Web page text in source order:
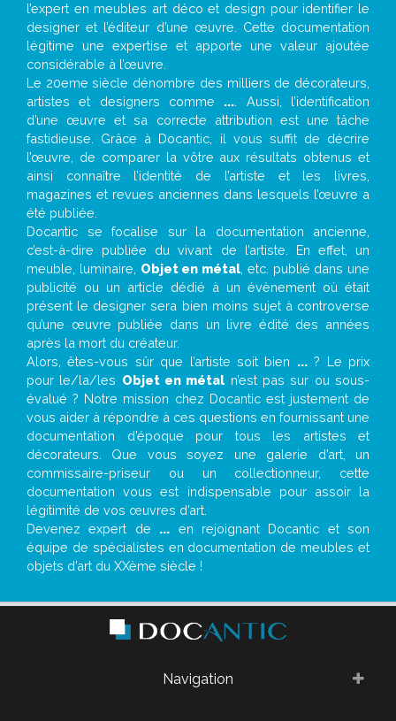
l’expert en meubles art déco et design pour identifier le
designer et l’éditeur d’une œuvre. Cette documentation
légitime une expertise et apporte une valeur ajoutée
considérable à l’œuvre.
Le 20eme siècle dénombre des milliers de décorateurs,
artistes et designers comme ... . Aussi, l’identification
d’une œuvre et sa correcte attribution est une tâche
fastidieuse. Grâce à Docantic, il vous suffit de décrire
l’œuvre, de comparer la vôtre aux résultats obtenus et
ainsi connaître l’identité de l’artiste et les livres,
magazines et revues anciennes dans lesquels l’œuvre a
été publiée.
Docantic se focalise sur la documentation ancienne,
c’est-à-dire publiée du vivant de l’artiste. En effet, un
meuble, luminaire, Objet en métal , etc. publié dans une
publicité ou un article dédié à un évènement où était
présent le designer sera bien moins sujet à controverse
qu’une œuvre publiée dans un livre édité des années
après la mort du créateur.
Alors, êtes-vous sûr que l’artiste soit bien ...? Le prix
pour le/la/les Objet en métal n’est pas sur ou sous-
évalué ? Notre mission chez Docantic est justement de
vous aider à répondre à ces questions en fournissant une
documentation d’époque pour tous les artistes et
décorateurs. Que vous soyez une galerie d’art, un
commissaire-priseur ou un collectionneur, cette
documentation vous est indispensable pour assoir la
légitimité de vos œuvres d’art.
Devenez expert de ... en rejoignant Docantic et son
équipe de spécialistes en documentation de meubles et
objets d’art du XXème siècle !
Navigation